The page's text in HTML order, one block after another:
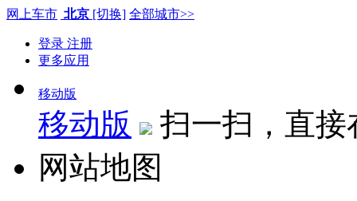
网上车市 北京 [切换] 全部城市>>
登录 注册
更多应用
移动版
移动版
扫一扫，直
网站地图